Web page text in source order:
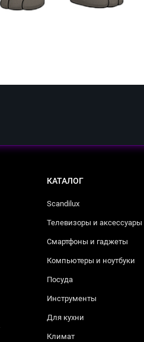
КАТАЛОГ
Scandilux
Телевизоры и аксессуары
Смартфоны и гаджеты
Компьютеры и ноутбуки
Посуда
Инструменты
Для кухни
Климат